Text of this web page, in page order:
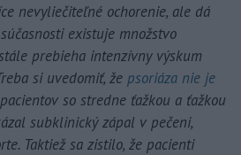
nevyliečiteľné ochorenie, ale dá
existuje množstvo
prebieha intenzívny výskum
si uvedomiť, že psoriáza nie je
so stredne ťažkou a ťažkou
subklinický zápal v pečeni,
Taktiež sa zistilo, že pacienti